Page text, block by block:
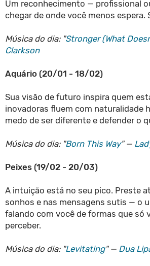
Um reconhecimento — profissional
chegar de onde você menos espera.
Música do dia: "Stronger (What
Clarkson
Aquário (20/01 - 18/02)
Sua visão de futuro inspira quem
inovadoras fluem com naturalidade
medo de ser diferente e defender o
Música do dia: "Born This Way" —
Peixes (19/02 - 20/03)
A intuição está no seu pico. Preste
sonhos e nas mensagens sutis — o
falando com você de formas que só
perceber.
Música do dia: "Levitating" — Dua